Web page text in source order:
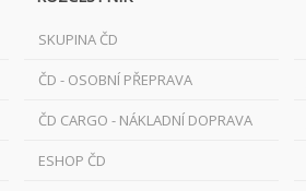
SKUPINA ČD
ČD - OSOBNÍ PŘEPRAVA
ČD CARGO - NÁKLADNÍ DOPRAVA
ESHOP ČD